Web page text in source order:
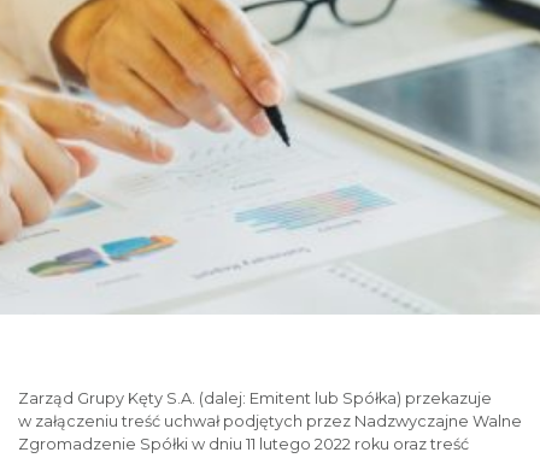
Zarząd Grupy Kęty S.A. (dalej: Emitent lub Spółka) przekazuje
w załączeniu treść uchwał podjętych przez Nadzwyczajne Walne
Zgromadzenie Spółki w dniu 11 lutego 2022 roku oraz treść